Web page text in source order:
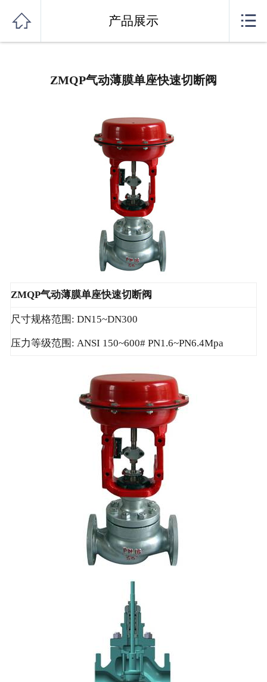
公司简介
产品展示
新闻资讯
 产品展示 
ZMQP气动薄膜单座快速切断阀
ZMQP气动薄膜单座快速切断阀
尺寸规格范围: DN15~DN300
压力等级范围: ANSI 150~600# PN1.6~PN6.4Mpa